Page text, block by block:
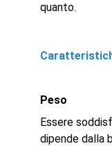
quanto.
Peso
Essere
dipende dalla